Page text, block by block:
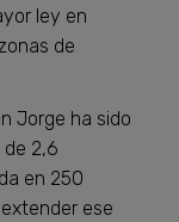
ley en
de
Jorge ha sido
2,6
en 250
ese